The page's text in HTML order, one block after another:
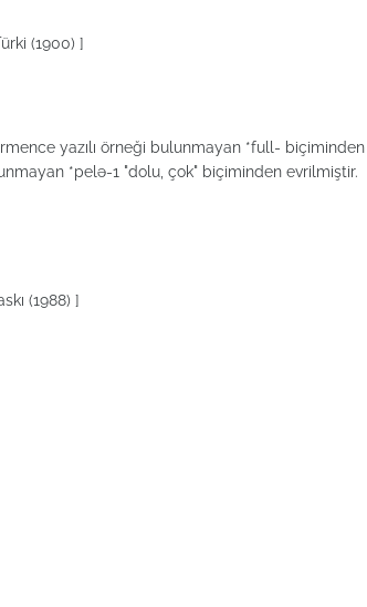
(1900) ]
yazılı örneği bulunmayan *full- biçiminden
*pelə-1 "dolu, çok" biçiminden evrilmiştir.
(1988) ]